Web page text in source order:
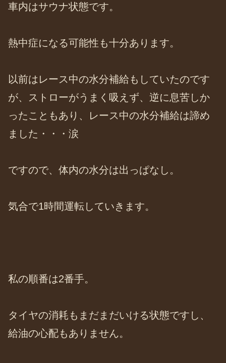
車内はサウナ状態です。
熱中症になる可能性も十分あります。
以前はレース中の水分補給もしていたのです
が、ストローがうまく吸えず、逆に息苦しか
ったこともあり、レース中の水分補給は諦め
ました・・・涙
ですので、体内の水分は出っぱなし。
気合で1時間運転していきます。
私の順番は2番手。
タイヤの消耗もまだまだいける状態ですし、
給油の心配もありません。